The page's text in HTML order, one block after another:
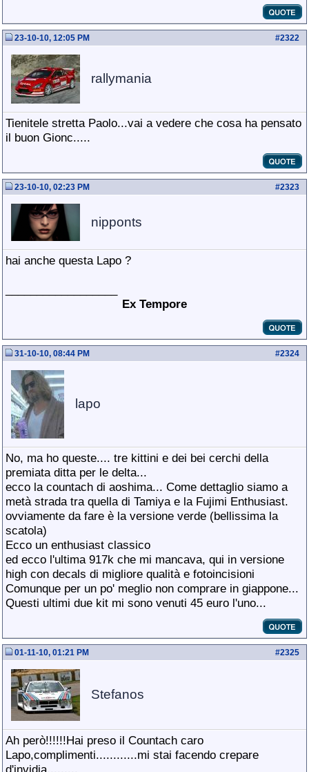
#2322
23-10-10, 12:05 PM
rallymania
Tienitele stretta Paolo...vai a vedere che cosa ha pensato
il buon Gionc.....
#2323
23-10-10, 02:23 PM
nipponts
hai anche questa Lapo ?
Ex Tempore
#2324
31-10-10, 08:44 PM
lapo
No, ma ho queste.... tre kittini e dei bei cerchi della
premiata ditta per le delta...
ecco la countach di aoshima... Come dettaglio siamo a
metà strada tra quella di Tamiya e la Fujimi Enthusiast.
ovviamente da fare è la versione verde (bellissima la
scatola)
Ecco un enthusiast classico
ed ecco l'ultima 917k che mi mancava, qui in versione
high con decals di migliore qualità e fotoincisioni
Comunque per un po' meglio non comprare in giappone...
Questi ultimi due kit mi sono venuti 45 euro l'uno...
#2325
01-11-10, 01:21 PM
Stefanos
Ah però!!!!!!Hai preso il Countach caro
Lapo,complimenti............mi stai facendo crepare
d'invidia.........